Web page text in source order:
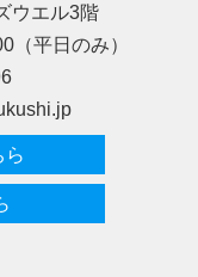
ウエル3階
平日のみ）
ら